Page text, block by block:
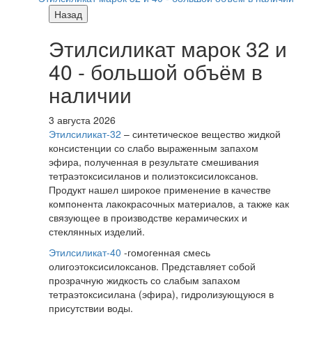
Назад
Этилсиликат марок 32 и
40 - большой объём в
наличии
3 августа 2026
Этилсиликат-32 – синтетическое вещество жидкой
консистенции со слабо выраженным запахом
эфира, полученная в результате смешивания
тетpаэтоксисиланов и полиэтоксисилоксанов.
Продукт нашел широкое применение в качестве
компонента лакокрасочных материалов, а также как
связующее в производстве керамических и
стеклянных изделий.
Этилсиликат-40 -гомогенная смесь
олигоэтоксисилоксанов. Представляет собой
прозрачную жидкость со слабым запахом
тетраэтоксисилана (эфира), гидролизующуюся в
присутствии воды.